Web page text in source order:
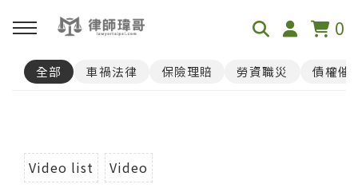
0
回主選單
Youtube
全部 車禍法律 保險理賠 勞資職災 債權催
Video list Video